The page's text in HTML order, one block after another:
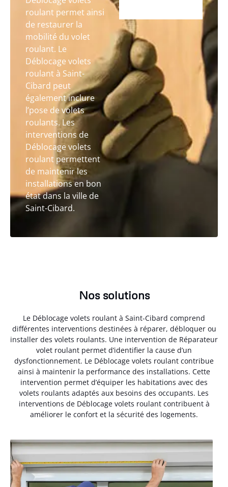
roulant permet ainsi
de restaurer la
mobilité du volet
roulant. Le
Déblocage volets
roulant à Saint-
Cibard peut
également inclure
l’pose de volets
roulants. Les
interventions de
Déblocage volets
roulant permettent
de maintenir les
installations en bon
état dans la ville de
Saint-Cibard.
Nos solutions
Le Déblocage volets roulant à Saint-Cibard comprend
différentes interventions destinées à réparer, débloquer ou
installer des volets roulants. Une intervention de Réparateur
volet roulant permet d’identifier la cause d’un
dysfonctionnement. Le Déblocage volets roulant contribue
ainsi à maintenir la performance des installations. Cette
intervention permet d’équiper les habitations avec des
volets roulants adaptés aux besoins des occupants. Les
interventions de Déblocage volets roulant contribuent à
améliorer le confort et la sécurité des logements.